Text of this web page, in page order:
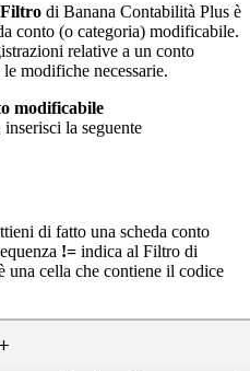
Filtro di Banana Contabilità Plus è
conto (o categoria) modificabile.
relative a un conto
modifiche necessarie.
modificabile
la seguente
di fatto una scheda conto
!= indica al Filtro di
una cella che contiene il codice